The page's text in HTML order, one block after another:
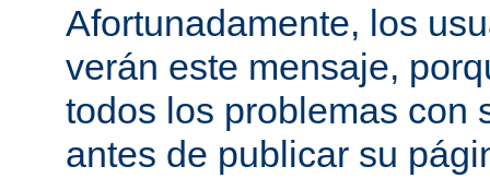
Afortunadamente, los
verán este mensaje,
todos los problemas con
antes de publicar su